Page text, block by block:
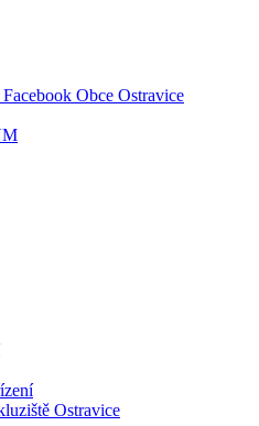
Facebook Obce Ostravice
Ostravice